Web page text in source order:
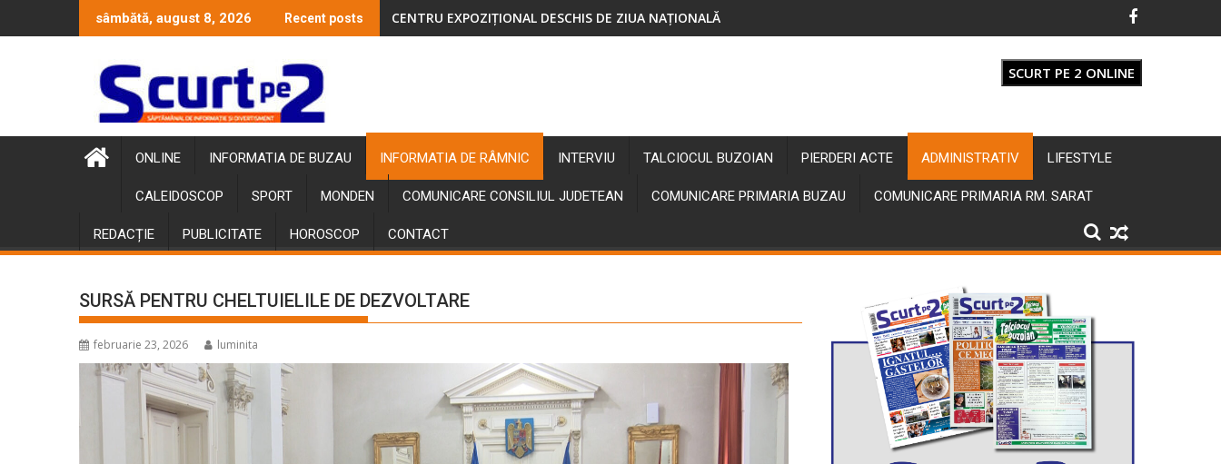
to
sâmbătă, august 8, 2026 Recent posts CENTRU EXPOZIȚIONAL DESCHIS DE ZIUA NAȚIONALĂ
ATENȚIE LA ACTELE SEMNATE LA NOTARIAT!
SCURT PE 2 ONLINE
ONLINE INFORMATIA DE BUZAU INFORMATIA DE RÂMNIC INTERVIU TALCIOCUL BUZOIAN PIERDERI ACTE ADMINISTRATIV LIFESTYLE
CALEIDOSCOP SPORT MONDEN COMUNICARE CONSILIUL JUDETEAN COMUNICARE PRIMARIA BUZAU COMUNICARE PRIMARIA RM. SARAT
REDACȚIE PUBLICITATE HOROSCOP CONTACT
SURSĂ PENTRU CHELTUIELILE DE DEZVOLTARE
februarie 23, 2026 luminita